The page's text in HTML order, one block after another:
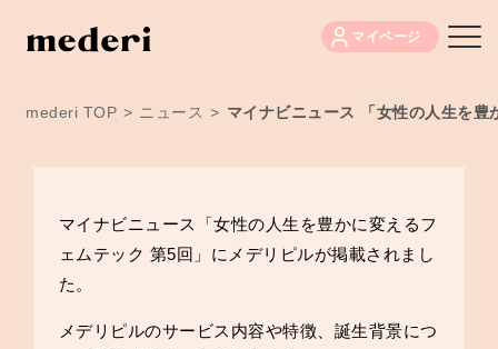
マイページ
mederi TOP > ニュース > マイナビニュース 「女性の人生を
マイナビニュース「女性の人生を豊かに変えるフ
ェムテック 第5回」にメデリピルが掲載されまし
た。
メデリピルのサービス内容や特徴、誕生背景につ